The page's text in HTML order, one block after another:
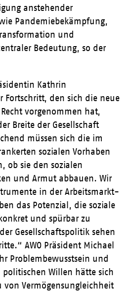
anstehender
Pandemiebekämpfung,
und
Bedeutung, so der
Kathrin
Fortschritt, den sich die neue
vorgenommen hat,
Breite der Gesellschaft
müssen sich die im
sozialen Vorhaben
ob sie den sozialen
und Armut abbauen. Wir
in der Arbeitsmarkt-
das Potenzial, die soziale
und spürbar zu
Gesellschaftspolitik sehen
AWO Präsident Michael
Problembewusstsein und
politischen Willen hätte sich
von Vermögensungleichheit